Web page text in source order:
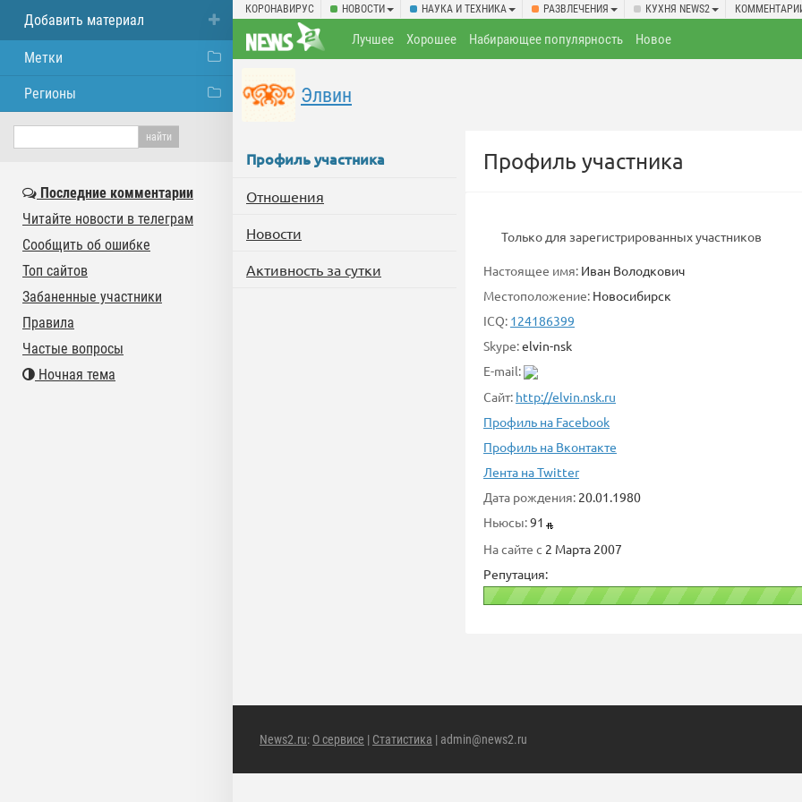
КОРОНАВИРУС НОВОСТИ НАУКА И ТЕХНИКА РАЗВЛЕЧЕНИЯ КУХНЯ NEWS2
Лучшее Хорошее Набирающее популярность Новое
Элвин
Профиль участника
Отношения
Новости
Активность за сутки
Профиль участника
Только для зарегистрированных участников
Настоящее имя: Иван Володкович
Местоположение: Новосибирск
ICQ: 124186399
Skype:elvin-nsk
E-mail:
Сайт: http://elvin.nsk.ru
Профиль на Facebook
Профиль на Вконтакте
Лента на Twitter
Дата рождения: 20.01.1980
Ньюсы:91
На сайте с 2 Марта 2007
Репутация:
News2.ru: О сервисе | Статистика | admin@news2.ru
Добавить материал
Метки
Регионы
Последние комментарии
Читайте новости в телеграм
Сообщить об ошибке
Топ сайтов
Забаненные участники
Правила
Частые вопросы
Ночная тема